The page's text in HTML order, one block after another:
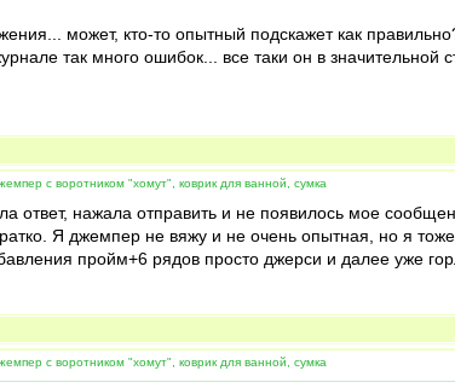
может, кто-то опытный подскажет как
так много ошибок... все таки он в
с воротником "хомут", коврик для ванной, сумка
ответ, нажала отправить и не появилось мое
Я джемпер не вяжу и не очень опытная, но я
пройм+6 рядов просто джерси и далее уже
с воротником "хомут", коврик для ванной, сумка